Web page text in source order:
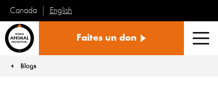
Canada English
mondiale
animaux
Faites un don
You are here:
Blogs